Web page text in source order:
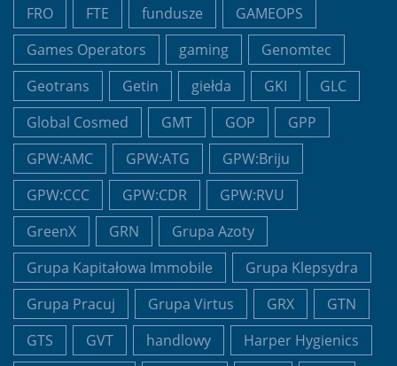
FRO
FTE fundusze
GAMEOPS
Games Operators
gaming
Genomtec
Geotrans
Getin giełda GKI
GLC
Global Cosmed
GMT GOP
GPP
GPW:AMC
GPW:ATG
GPW:Briju
GPW:CCC
GPW:CDR
GPW:RVU
GreenX
GRN
Grupa Azoty
Grupa Kapitałowa Immobile
Grupa Klepsydra
Grupa Pracuj
Grupa Virtus GRX
GTN
GTS
GVT handlowy
Harper Hygienics